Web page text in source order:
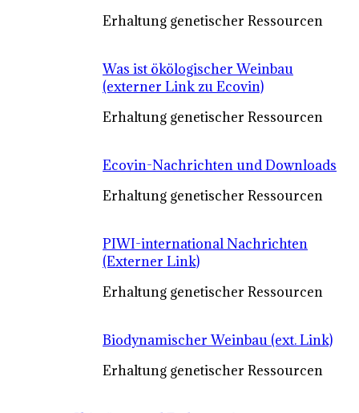
Erhaltung genetischer Ressourcen
Was ist ökölogischer Weinbau
(externer Link zu Ecovin)
Erhaltung genetischer Ressourcen
Ecovin-Nachrichten und Downloads
Erhaltung genetischer Ressourcen
PIWI-international Nachrichten
(Externer Link)
Erhaltung genetischer Ressourcen
Biodynamischer Weinbau (ext. Link)
Erhaltung genetischer Ressourcen